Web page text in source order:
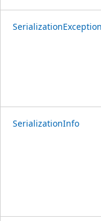
SerializationException
SerializationInfo